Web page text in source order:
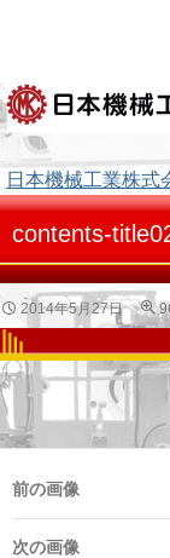
索
日本機械工業株式
contents-
2014年5月27日
前の画像
次の画像